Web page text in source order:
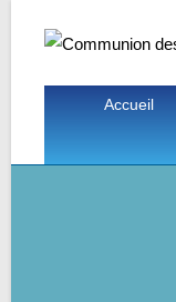
Accueil